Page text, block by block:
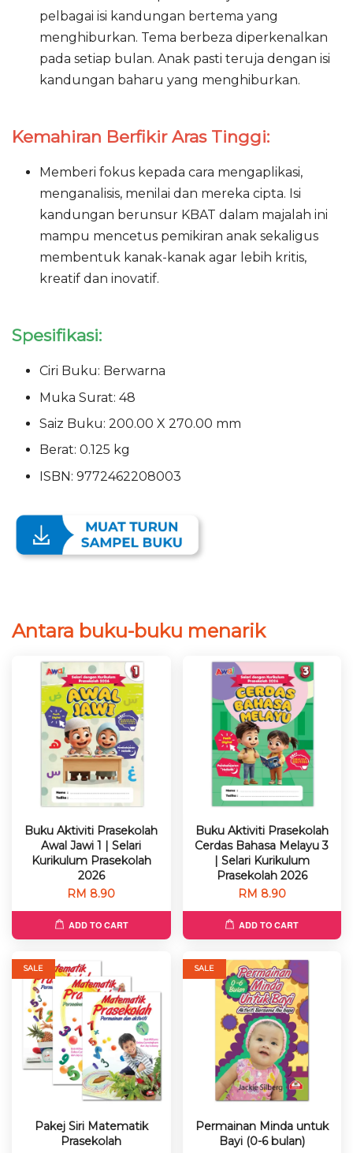
pelbagai isi kandungan bertema yang
menghiburkan. Tema berbeza diperkenalkan
pada setiap bulan. Anak pasti teruja dengan isi
kandungan baharu yang menghiburkan.
Kemahiran Berfikir Aras Tinggi:
Memberi fokus kepada cara mengaplikasi,
menganalisis, menilai dan mereka cipta. Isi
kandungan berunsur KBAT dalam majalah ini
mampu mencetus pemikiran anak sekaligus
membentuk kanak-kanak agar lebih kritis,
kreatif dan inovatif.
Spesifikasi:
Ciri Buku: Berwarna
Muka Surat: 48
Saiz Buku: 200.00 X 270.00 mm
Berat: 0.125 kg
ISBN: 9772462208003
Antara buku-buku menarik
Buku Aktiviti Prasekolah
Awal Jawi 1 | Selari
Kurikulum Prasekolah
2026
RM 8.90
ADD TO CART
Buku Aktiviti Prasekolah
Cerdas Bahasa Melayu 3
| Selari Kurikulum
Prasekolah 2026
RM 8.90
ADD TO CART
SALE
Pakej Siri Matematik
Prasekolah
SALE
Permainan Minda untuk
Bayi (0-6 bulan)